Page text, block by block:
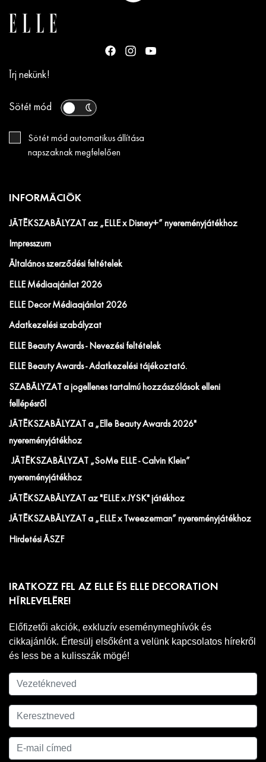
Írj nekünk!
Sötét mód
Sötét mód automatikus állítása
napszaknak megfelelően
INFORMÁCIÓK
JÁTÉKSZABÁLYZAT az „ELLE x Disney+” nyereményjátékhoz
Impresszum
Általános szerződési feltételek
ELLE Médiaajánlat 2026
ELLE Decor Médiaajánlat 2026
Adatkezelési szabályzat
ELLE Beauty Awards - Nevezési feltételek
ELLE Beauty Awards - Adatkezelési tájékoztató.
SZABÁLYZAT a jogellenes tartalmú hozzászólások elleni
fellépésről
JÁTÉKSZABÁLYZAT a „Elle Beauty Awards 2026"
nyereményjátékhoz
JÁTÉKSZABÁLYZAT „SoMe ELLE - Calvin Klein”
nyereményjátékhoz
JÁTÉKSZABÁLYZAT az "ELLE x JYSK" játékhoz
JÁTÉKSZABÁLYZAT a „ELLE x Tweezerman” nyereményjátékhoz
Hirdetési ÁSZF
IRATKOZZ FEL AZ ELLE ÉS ELLE DECORATION
HÍRLEVELÉRE!
Előfizetői akciók, exkluzív eseménymeghívók és
cikkajánlók. Értesülj elsőként a velünk kapcsolatos hírekről
és less be a kulisszák mögé!